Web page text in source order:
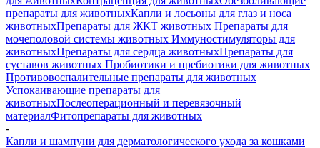
препараты для животныхКапли и лосьоны для глаз и носа
животныхПрепараты для ЖКТ животных Препараты для
мочеполовой системы животных Иммуностимуляторы для
животныхПрепараты для сердца животныхПрепараты для
суставов животных Пробиотики и пребиотики для животных
Противовоспалительные препараты для животных
Успокаивающие препараты для
животныхПослеоперационный и перевязочный
материалФитопрепараты для животных
-
Капли и шампуни для дерматологического ухода за кошками